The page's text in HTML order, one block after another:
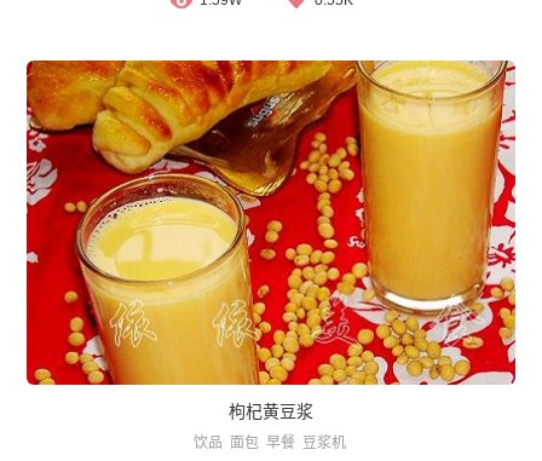
枸杞黄豆浆
饮品 面包 早餐 豆浆机